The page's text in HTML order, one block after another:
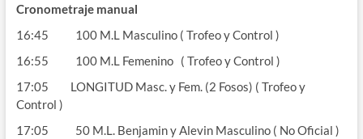
Cronometraje manual
16:45 100 M.L Masculino ( Trofeo y Control )
16:55 100 M.L Femenino ( Trofeo y Control )
17:05 LONGITUD Masc. y Fem. (2 Fosos) ( Trofeo y
Control )
17:05 50 M.L. Benjamin y Alevin Masculino ( No Oficial )